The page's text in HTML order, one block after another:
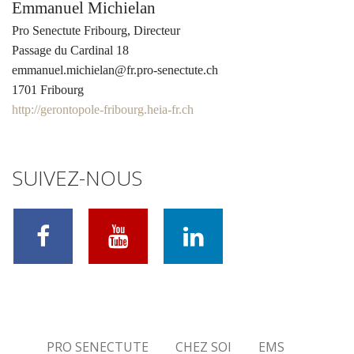
Emmanuel Michielan
Pro Senectute Fribourg, Directeur
Passage du Cardinal 18
emmanuel.michielan@fr.pro-senectute.ch
1701 Fribourg
http://gerontopole-fribourg.heia-fr.ch
SUIVEZ-NOUS
PRO SENECTUTE CHEZ SOI EMS